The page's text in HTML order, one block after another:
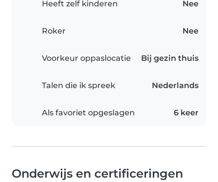
Heeft zelf kinderen Nee
Roker Nee
Voorkeur oppaslocatie Bij gezin thuis
Talen die ik spreek Nederlands
Als favoriet opgeslagen 6 keer
Onderwijs en certificeringen